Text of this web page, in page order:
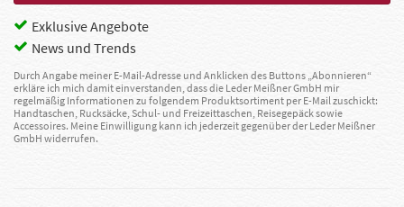
Exklusive Angebote
News und Trends
Durch Angabe meiner E-Mail-Adresse und Anklicken des Buttons „Abonnieren“
erkläre ich mich damit einverstanden, dass die Leder Meißner GmbH mir
regelmäßig Informationen zu folgendem Produktsortiment per E-Mail zuschickt:
Handtaschen, Rucksäcke, Schul- und Freizeittaschen, Reisegepäck sowie
Accessoires. Meine Einwilligung kann ich jederzeit gegenüber der Leder Meißner
GmbH widerrufen.